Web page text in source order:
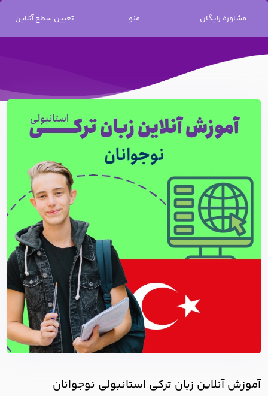
مشاوره رایگان منو تعیین سطح آنلاین /زبان ترکی استانبولی / آموزش آنلاین زبان ترکی استانبولی نوجوانان
آموزش آنلاین زبان ترکی استانبولی نوجوانان